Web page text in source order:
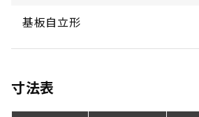
基板自立形
寸法表